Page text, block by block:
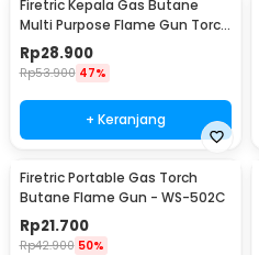
Firetric Kepala Gas Butane
Multi Purpose Flame Gun Torch
- WS-504C
Rp28.900
Rp53.900 47%
+ Keranjang
Firetric Portable Gas Torch
Butane Flame Gun - WS-502C
Rp21.700
Rp42.900 50%